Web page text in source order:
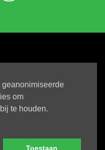
om
te houden.
Toestaan